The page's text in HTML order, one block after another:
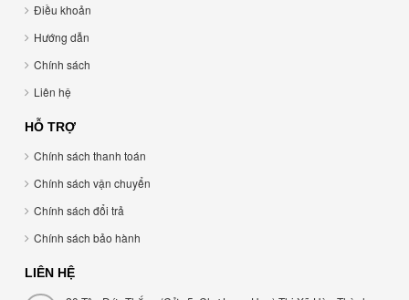
Điều khoản
Hướng dẫn
Chính sách
Liên hệ
HỖ TRỢ
Chính sách thanh toán
Chính sách vận chuyển
Chính sách đổi trả
Chính sách bảo hành
LIÊN HỆ